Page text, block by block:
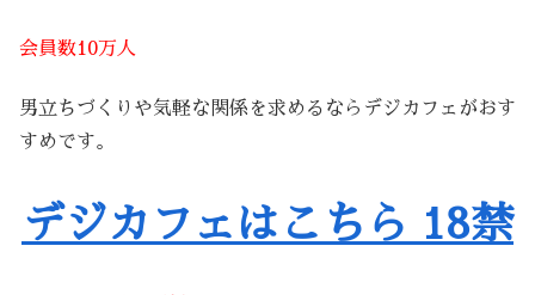
会員数10万人
男立ちづくりや気軽な関係を求めるならデジカフェがおす
すめです。
デジカフェはこちら 18禁